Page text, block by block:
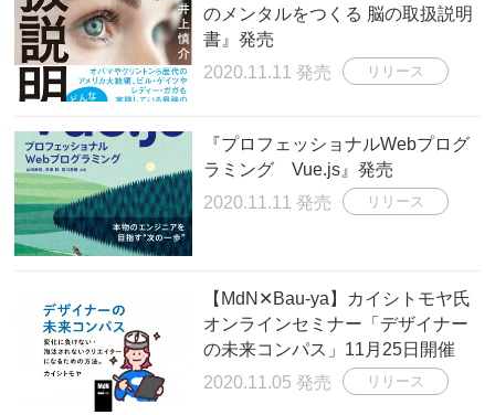
のメンタルをつくる 脳の取扱説明
書』発売
2020.11.11 発売
リリース
『プロフェッショナルWebプログ
ラミング Vue.js』発売
2020.11.11 発売
リリース
【MdN✕Bau-ya】カイシトモヤ氏
オンラインセミナー「デザイナー
の未来コンパス」11月25日開催
2020.11.05 発売
リリース